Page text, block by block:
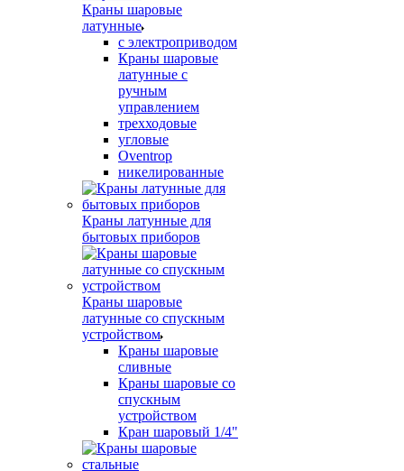
Краны шаровые
латунные
с электроприводом
Краны шаровые
латунные с
ручным
управлением
трехходовые
угловые
Oventrop
никелированные
Краны латунные для
бытовых приборов
Краны шаровые
латунные со спускным
устройством
Краны шаровые
сливные
Краны шаровые со
спускным
устройством
Кран шаровый 1/4"